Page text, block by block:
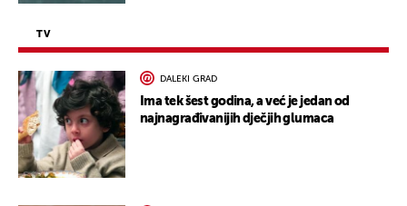
TV
DALEKI GRAD
Ima tek šest godina, a već je jedan od
najnagrađivanijih dječjih glumaca